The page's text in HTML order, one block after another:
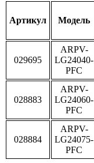
Артикул Модель
029695
ARPV-
LG24040-
PFC
028883
ARPV-
LG24060-
PFC
028884
ARPV-
LG24075-
PFC